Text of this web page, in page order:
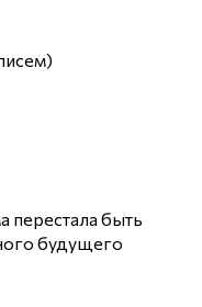
будущего